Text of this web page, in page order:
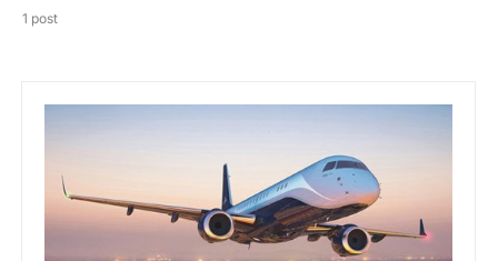
1 post